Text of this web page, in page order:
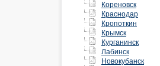
Кореновск
Краснодар
Кропоткин
Крымск
Курганинск
Лабинск
Новокубанск